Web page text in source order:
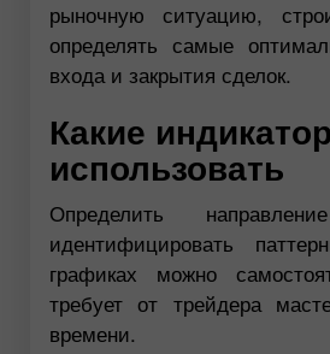
рыночную ситуацию,
определять самые
входа и закрытия сделок.
Какие
использовать
Определить
идентифицировать
графиках можно
требует от трейдера
времени.